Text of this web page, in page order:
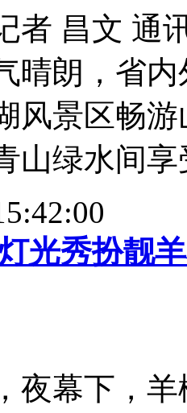
者 昌文 通
晴朗，省
风景区畅
山绿水间享
光秀扮靓
夜幕下，